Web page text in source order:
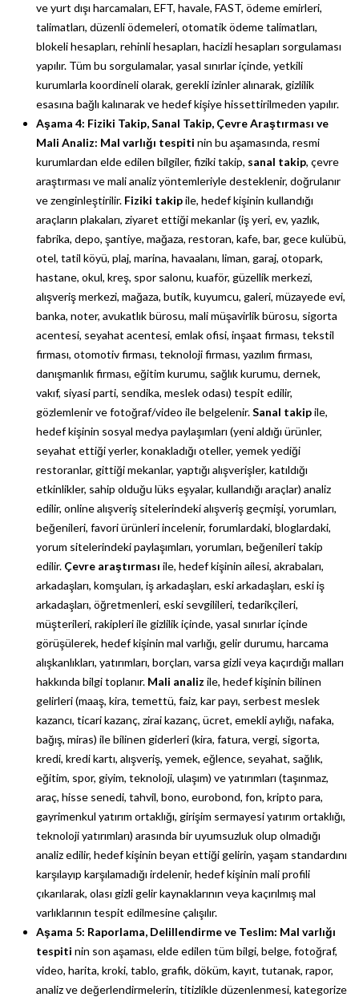
ve yurt dışı harcamaları, EFT, havale, FAST, ödeme emirleri,
talimatları, düzenli ödemeleri, otomatik ödeme talimatları,
blokeli hesapları, rehinli hesapları, hacizli hesapları sorgulaması
yapılır. Tüm bu sorgulamalar, yasal sınırlar içinde, yetkili
kurumlarla koordineli olarak, gerekli izinler alınarak, gizlilik
esasına bağlı kalınarak ve hedef kişiye hissettirilmeden yapılır.
Aşama 4: Fiziki Takip, Sanal Takip, Çevre Araştırması ve
Mali Analiz: Mal varlığı tespiti nin bu aşamasında, resmi
kurumlardan elde edilen bilgiler, fiziki takip, sanal takip, çevre
araştırması ve mali analiz yöntemleriyle desteklenir, doğrulanır
ve zenginleştirilir. Fiziki takipile, hedef kişinin kullandığı
araçların plakaları, ziyaret ettiği mekanlar (iş yeri, ev, yazlık,
fabrika, depo, şantiye, mağaza, restoran, kafe, bar, gece kulübü,
otel, tatil köyü, plaj, marina, havaalanı, liman, garaj, otopark,
hastane, okul, kreş, spor salonu, kuaför, güzellik merkezi,
alışveriş merkezi, mağaza, butik, kuyumcu, galeri, müzayede evi,
banka, noter, avukatlık bürosu, mali müşavirlik bürosu, sigorta
acentesi, seyahat acentesi, emlak ofisi, inşaat firması, tekstil
firması, otomotiv firması, teknoloji firması, yazılım firması,
danışmanlık firması, eğitim kurumu, sağlık kurumu, dernek,
vakıf, siyasi parti, sendika, meslek odası) tespit edilir,
gözlemlenir ve fotoğraf/video ile belgelenir.Sanal takipile,
hedef kişinin sosyal medya paylaşımları (yeni aldığı ürünler,
seyahat ettiği yerler, konakladığı oteller, yemek yediği
restoranlar, gittiği mekanlar, yaptığı alışverişler, katıldığı
etkinlikler, sahip olduğu lüks eşyalar, kullandığı araçlar) analiz
edilir, online alışveriş sitelerindeki alışveriş geçmişi, yorumları,
beğenileri, favori ürünleri incelenir, forumlardaki, bloglardaki,
yorum sitelerindeki paylaşımları, yorumları, beğenileri takip
edilir. Çevre araştırması ile, hedef kişinin ailesi, akrabaları,
arkadaşları, komşuları, iş arkadaşları, eski arkadaşları, eski iş
arkadaşları, öğretmenleri, eski sevgilileri, tedarikçileri,
müşterileri, rakipleri ile gizlilik içinde, yasal sınırlar içinde
görüşülerek, hedef kişinin mal varlığı, gelir durumu, harcama
alışkanlıkları, yatırımları, borçları, varsa gizli veya kaçırdığı malları
hakkında bilgi toplanır. Mali analiz ile, hedef kişinin bilinen
gelirleri (maaş, kira, temettü, faiz, kar payı, serbest meslek
kazancı, ticari kazanç, zirai kazanç, ücret, emekli aylığı, nafaka,
bağış, miras) ile bilinen giderleri (kira, fatura, vergi, sigorta,
kredi, kredi kartı, alışveriş, yemek, eğlence, seyahat, sağlık,
eğitim, spor, giyim, teknoloji, ulaşım) ve yatırımları (taşınmaz,
araç, hisse senedi, tahvil, bono, eurobond, fon, kripto para,
gayrimenkul yatırım ortaklığı, girişim sermayesi yatırım ortaklığı,
teknoloji yatırımları) arasında bir uyumsuzluk olup olmadığı
analiz edilir, hedef kişinin beyan ettiği gelirin, yaşam standardını
karşılayıp karşılamadığı irdelenir, hedef kişinin mali profili
çıkarılarak, olası gizli gelir kaynaklarının veya kaçırılmış mal
varlıklarının tespit edilmesine çalışılır.
Aşama 5: Raporlama, Delillendirme ve Teslim: Mal varlığı
tespiti nin son aşaması, elde edilen tüm bilgi, belge, fotoğraf,
video, harita, kroki, tablo, grafik, döküm, kayıt, tutanak, rapor,
analiz ve değerlendirmelerin, titizlikle düzenlenmesi, kategorize